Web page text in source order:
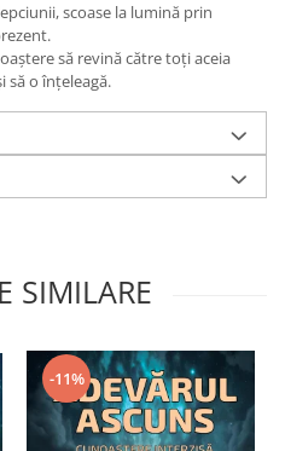
scoase la lumină prin
să revină către toţi aceia
să o înţeleagă.
SIMILARE
-11%